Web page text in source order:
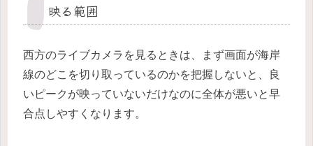
映る範囲
西方のライブカメラを見るときは、まず画面が海岸
線のどこを切り取っているのかを把握しないと、良
いピークが映っていないだけなのに全体が悪いと早
合点しやすくなります。